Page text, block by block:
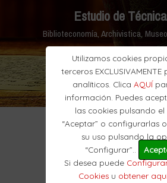
Utilizamos cookies
terceros
analíticos. Clica AQUÍ
información. Puedes
las cookies pulsando
“Aceptar” o configurarlas
su uso pulsando la
“Configurar”..
Si desea puede
Cookiesu obtener
Estudio de
Biblioteconomía, Archivistica,